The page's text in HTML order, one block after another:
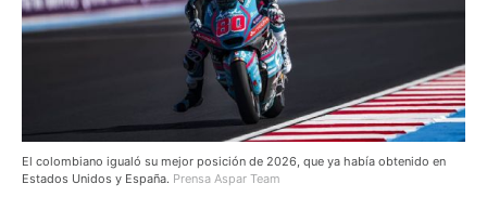
El colombiano igualó su mejor posición de 2026, que ya había obtenido en
Estados Unidos y España. Prensa Aspar Team